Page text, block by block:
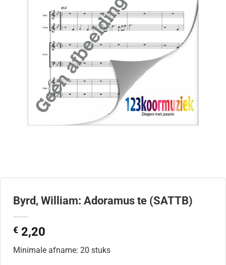
Byrd, William: Adoramus te (SATTB)
€ 2,20
Minimale afname: 20 stuks